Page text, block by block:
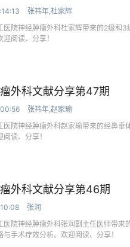
张祎年,杜家辉
医院神经肿瘤外科杜家辉带来的2级和
阅读、分享！
外科文献分享第47期
张祎年,赵家瑜
医院神经肿瘤外科赵家瑜带来的经鼻垂
读、分享！
外科文献分享第46期
张润
医院神经肿瘤外科张润副主任医师带
手术疗效分析。欢迎阅读、分享！